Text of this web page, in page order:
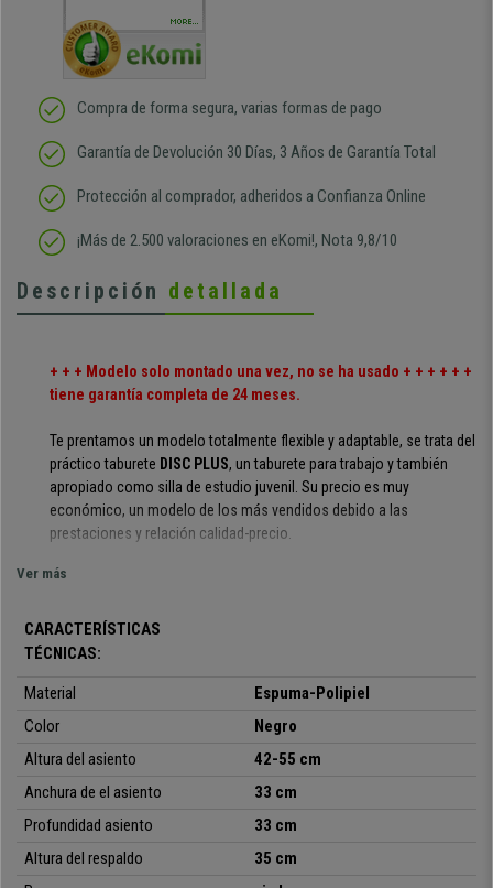
MORE...
Compra de forma segura, varias formas de pago
Garantía de Devolución 30 Días, 3 Años de Garantía Total
Protección al comprador, adheridos a Confianza Online
¡Más de 2.500 valoraciones en eKomi!, Nota 9,8/10
Descripción detallada
+ + + Modelo solo montado una vez, no se ha usado + + + + + +
tiene garantía completa de 24 meses.
Te prentamos un modelo totalmente flexible y adaptable, se trata del
práctico taburete DISC PLUS, un taburete para trabajo y también
apropiado como silla de estudio juvenil. Su precio es muy
económico, un modelo de los más vendidos debido a las
prestaciones y relación calidad-precio.
Gracias a la regulación en altura del asiento y el respaldo
adaptarla a tus necesidades de trabajo
con gran acolchado en espuma de poliuretano de alta calidad, por
está pensada para poder estar mas de 4 horas al día
• Altura Ajustable
• Base muy resistente
Ver más
CARACTERÍSTICAS
TÉCNICAS:
Material
Espuma-Polipiel
Color
Negro
Altura del asiento
42-55 cm
Anchura de el asiento
33 cm
Profundidad asiento
33 cm
Altura del respaldo
35 cm